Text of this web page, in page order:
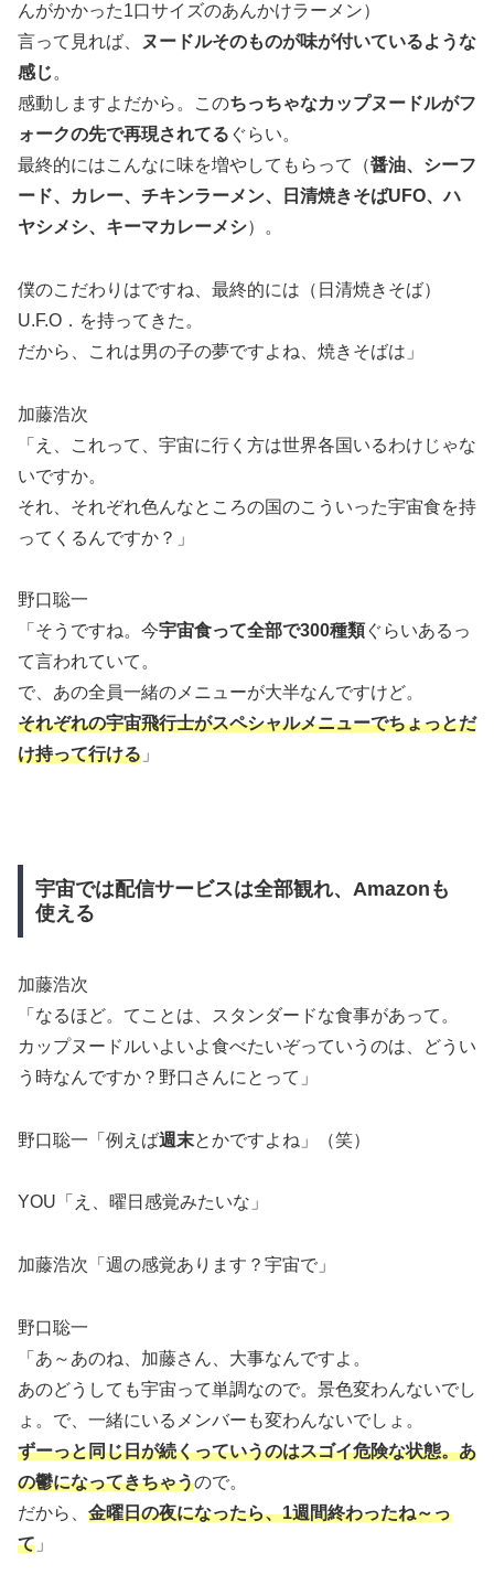
んがかかった1口サイズのあんかけラーメン）
言って見れば、
ヌードルそのものが味が付いているような
感じ。
感動しますよだから。このちっちゃなカップヌードルがフ
ォークの先で再現されてる ぐらい。
最終的にはこんなに味を増やしてもらって（醤油、シーフ
ード、カレー、チキンラーメン、日清焼きそばUFO、ハ
ヤシメシ、キーマカレーメシ）。
僕のこだわりはですね、最終的には（日清焼きそば）
U.F.O．を持ってきた。
だから、これは男の子の夢ですよね、焼きそばは」
加藤浩次
「え、これって、宇宙に行く方は世界各国いるわけじゃな
いですか。
それ、それぞれ色んなところの国のこういった宇宙食を持
ってくるんですか？」
野口聡一
「そうですね。今宇宙食って全部で300種類 ぐらいあるっ
て言われていて。
で、あの全員一緒のメニューが大半なんですけど。
それぞれの宇宙飛行士がスペシャルメニューでちょっとだ
け持って行ける 」
宇宙では配信サービスは全部観れ、Amazonも
使える
加藤浩次
「なるほど。てことは、スタンダードな食事があって。
カップヌードルいよいよ食べたいぞっていうのは、どうい
う時なんですか？野口さんにとって」
野口聡一「例えば週末とかですよね」（笑）
YOU「え、曜日感覚みたいな」
加藤浩次「週の感覚あります？宇宙で」
野口聡一
「あ～あのね、加藤さん、大事なんですよ。
あのどうしても宇宙って単調なので。景色変わんないでし
ょ。で、一緒にいるメンバーも変わんないでしょ。
ずーっと同じ日が続くっていうのはスゴイ危険な状態。あ
の鬱になってきちゃうので。
だから、 金曜日の夜になったら、1週間終わったね～っ
て 」